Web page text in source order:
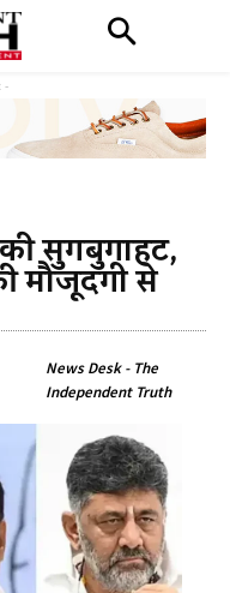
-
सुगबुगाहट,
मौजूदगी से
News Desk - The
Independent Truth